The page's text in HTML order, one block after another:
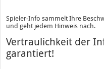
Spieler-Info sammelt Ihre
und geht jedem Hinweis nach.
Vertraulichkeit der
garantiert!